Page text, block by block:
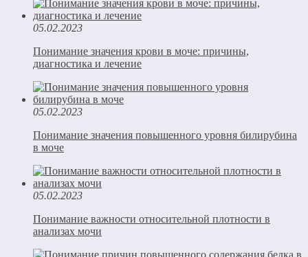
05.02.2023
Понимание значения крови в моче: причины,
диагностика и лечение
05.02.2023
Понимание значения повышенного уровня билирубина
в моче
05.02.2023
Понимание важности относительной плотности в
анализах мочи